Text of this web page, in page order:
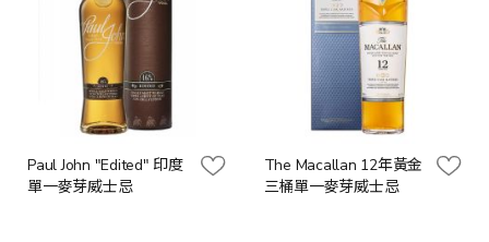
Paul John "Edited" 印度
單一麥芽威士忌
The Macallan 12年黃金
三桶單一麥芽威士忌